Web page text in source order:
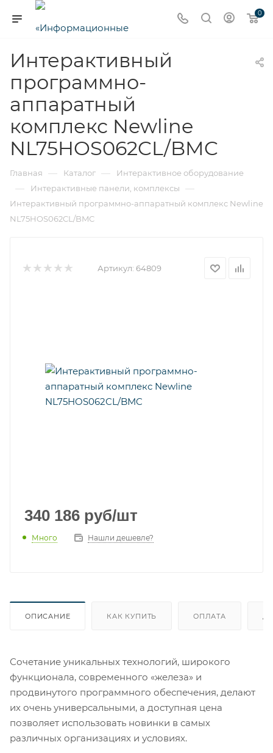
0
Интерактивный
программно-
аппаратный
комплекс Newline
NL75HOS062CL/BMC
Главная — Каталог — Интерактивное оборудование
— Интерактивные панели, комплексы —
Интерактивный программно-аппаратный комплекс Newline
NL75HOS062CL/BMC
Артикул: 64809
340 186 руб/шт
Много Нашли дешевле?
ОПИСАНИЕ КАК КУПИТЬ ОПЛАТА
Сочетание уникальных технологий, широкого
функционала, современного «железа» и
продвинутого программного обеспечения, делают
их очень универсальными, а доступная цена
позволяет использовать новинки в самых
различных организациях и условиях.